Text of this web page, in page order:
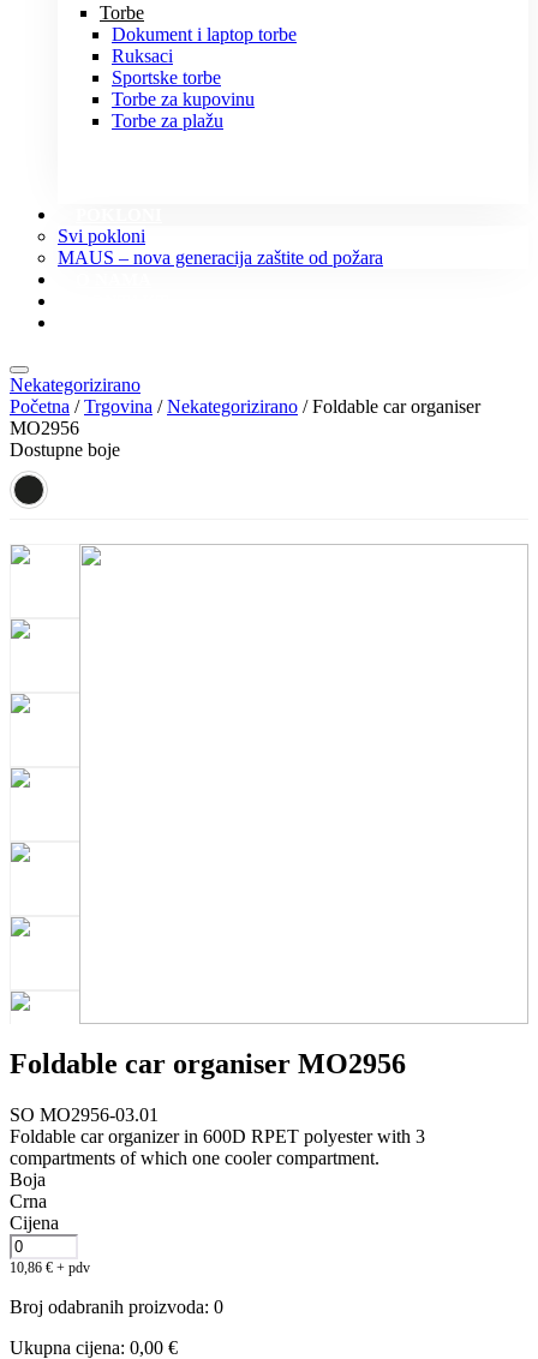
Torbe
Dokument i laptop torbe
Ruksaci
Sportske torbe
Torbe za kupovinu
Torbe za plažu
Svi pokloni
MAUS – nova generacija zaštite od požara
Nekategorizirano
Početna /Trgovina /Nekategorizirano / Foldable car organiser
MO2956
Dostupne boje
Foldable car organiser MO2956
SO MO2956-03.01
Foldable car organizer in 600D RPET polyester with 3
compartments of which one cooler compartment.
Boja
Crna
Cijena
10,86 € + pdv
Broj odabranih proizvoda: 0
Ukupna cijena: 0,00 €